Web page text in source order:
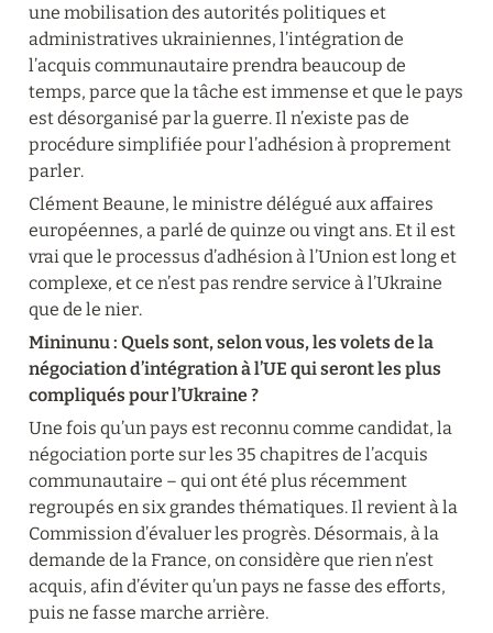
une mobilisation des autorités politiques et
administratives ukrainiennes, l’intégration de
l’acquis communautaire prendra beaucoup de
temps, parce que la tâche est immense et que le pays
est désorganisé par la guerre. Il n’existe pas de
procédure simplifiée pour l’adhésion à proprement
parler.
Clément Beaune, le ministre délégué aux affaires
européennes, a parlé de quinze ou vingt ans. Et il est
vrai que le processus d’adhésion à l’Union est long et
complexe, et ce n’est pas rendre service à l’Ukraine
que de le nier.
Mininunu : Quels sont, selon vous, les volets de la
négociation d’intégration à l’UE qui seront les plus
compliqués pour l’Ukraine ?
Une fois qu’un pays est reconnu comme candidat, la
négociation porte sur les 35 chapitres de l’acquis
communautaire – qui ont été plus récemment
regroupés en six grandes thématiques. Il revient à la
Commission d’évaluer les progrès. Désormais, à la
demande de la France, on considère que rien n’est
acquis, afin d’éviter qu’un pays ne fasse des efforts,
puis ne fasse marche arrière.